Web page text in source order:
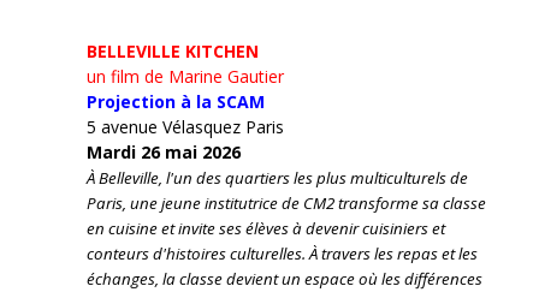
BELLEVILLE KITCHEN
un film de Marine Gautier
Projection à la SCAM
5 avenue Vélasquez Paris
Mardi 26 mai 2026
À Belleville, l'un des quartiers les plus multiculturels de
Paris, une jeune institutrice de CM2 transforme sa classe
en cuisine et invite ses élèves à devenir cuisiniers et
conteurs d'histoires culturelles.À travers les repas et les
échanges, la classe devient un espace où les différences